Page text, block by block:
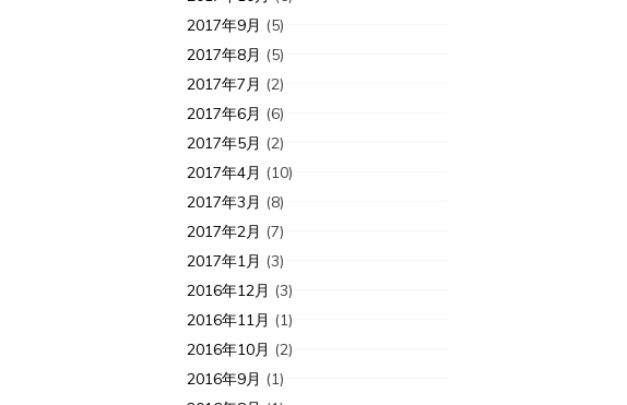
2017年9月 (5)
2017年8月 (5)
2017年7月 (2)
2017年6月 (6)
2017年5月 (2)
2017年4月 (10)
2017年3月 (8)
2017年2月 (7)
2017年1月 (3)
2016年12月 (3)
2016年11月 (1)
2016年10月 (2)
2016年9月 (1)